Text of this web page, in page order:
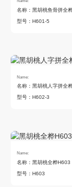
名称：黑胡桃鱼骨拼全
型号：H601-5
Name:
名称：黑胡桃人字拼全
型号：H602-3
Name:
名称：黑胡桃全桦H603
型号：H603